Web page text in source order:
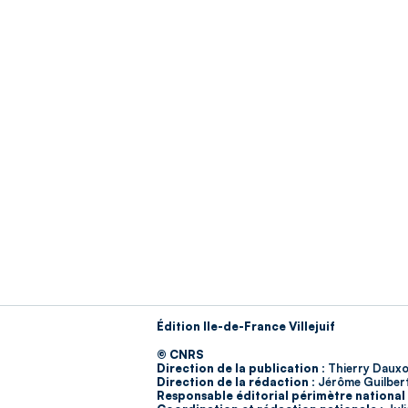
Édition Ile-de-France Villejuif
© CNRS
Direction de la publication : Thierry
Direction de la rédaction : Jérôme
Responsable éditorial périmètre national